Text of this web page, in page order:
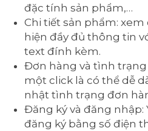
đặc tính sản phẩm,…
Chi tiết sản phẩm:
hiện đầy đủ thông tin
text đính kèm.
Đơn hàng và tình trạng
một click là có thể dễ
nhật tình trạng đơn
Đăng ký và đăng nhập:
đăng ký bằng số điện